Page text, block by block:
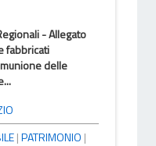
- Allegato
fabbricati
delle
|PATRIMONIO |